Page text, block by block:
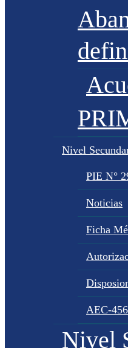
Nivel
PIE N°
Noticias
Ficha
AEC-
Nivel